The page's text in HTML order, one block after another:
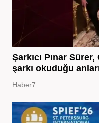
Şarkıcı Pınar
şarkı okuduğu
Haber7